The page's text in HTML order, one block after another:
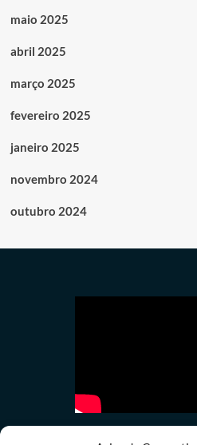
maio 2025
abril 2025
março 2025
fevereiro 2025
janeiro 2025
novembro 2024
outubro 2024